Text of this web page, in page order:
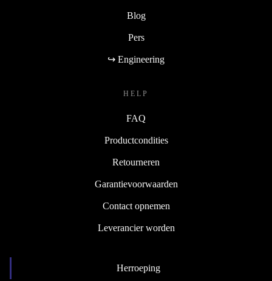
Blog
Pers
↪ Engineering
HELP
FAQ
Productcondities
Retourneren
Garantievoorwaarden
Contact opnemen
Leverancier worden
Herroeping